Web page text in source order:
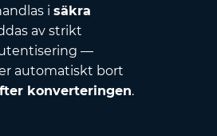
i säkra
av strikt
—
automatiskt bort
konverteringen.